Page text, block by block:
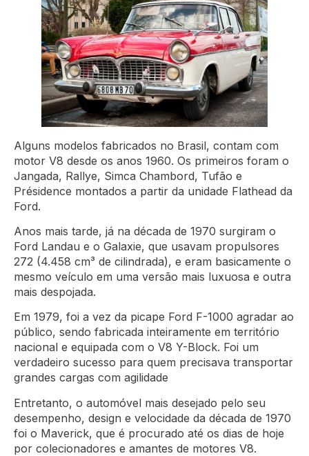
Alguns modelos fabricados no Brasil, contam com
motor V8 desde os anos 1960. Os primeiros foram o
Jangada, Rallye, Simca Chambord, Tufão e
Présidence montados a partir da unidade Flathead da
Ford.
Anos mais tarde, já na década de 1970 surgiram o
Ford Landau e o Galaxie, que usavam propulsores
272 (4.458 cm³ de cilindrada), e eram basicamente o
mesmo veículo em uma versão mais luxuosa e outra
mais despojada.
Em 1979, foi a vez da picape Ford F-1000 agradar ao
público, sendo fabricada inteiramente em território
nacional e equipada com o V8 Y-Block. Foi um
verdadeiro sucesso para quem precisava transportar
grandes cargas com agilidade
Entretanto, o automóvel mais desejado pelo seu
desempenho, design e velocidade da década de 1970
foi o Maverick, que é procurado até os dias de hoje
por colecionadores e amantes de motores V8.